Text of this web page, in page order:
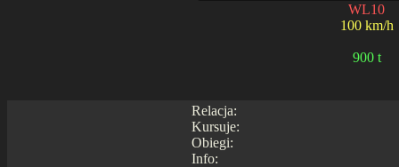
WL10
100 km/h
900 t
Relacja:
Kursuje:
Obiegi:
Info: